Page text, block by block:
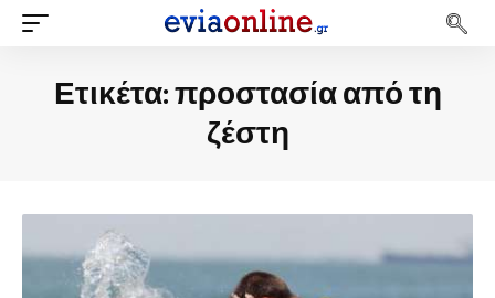
Ετικέτα:προστασία από τη
ζέστη